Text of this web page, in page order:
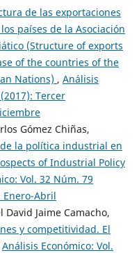
de las exportaciones
países de la Asociación
(Structure of exports
of the countries of the
Nations) , Análisis
Tercer
Gómez Chiñas,
la política industrial en
of Industrial Policy
Vol. 32 Núm. 79
Abril
David Jaime Camacho,
y competitividad. El
Análisis Económico: Vol.